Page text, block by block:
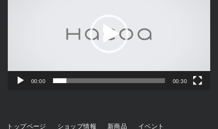
00:00 00:30
トップページ ショップ情報 新商品 イベント